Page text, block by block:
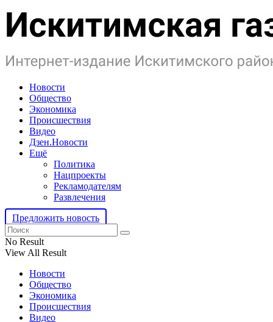
Новости
Общество
Экономика
Происшествия
Видео
Дзен.Новости
Ещё
Политика
Нацпроекты
Рекламодателям
Развлечения
Предложить новость
No Result
View All Result
Новости
Общество
Экономика
Происшествия
Видео